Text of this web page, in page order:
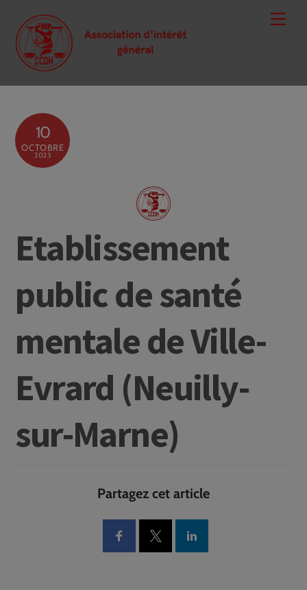
content
10
OCTOBRE
2023
Etablissement
public de santé
mentale de Ville-
Evrard (Neuilly-
sur-Marne)
Partagez cet article